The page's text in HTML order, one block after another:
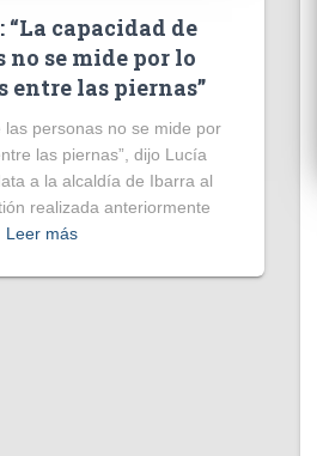
“La capacidad de
no se mide por lo
entre las piernas”
las personas no se mide por
las piernas”, dijo Lucía
a la alcaldía de Ibarra al
realizada anteriormente
Leer más